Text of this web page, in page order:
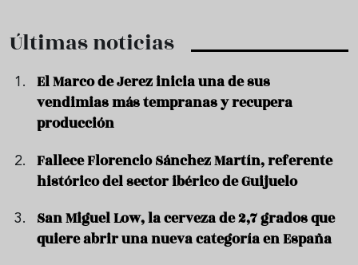
Últimas noticias
El Marco de Jerez inicia una de sus
vendimias más tempranas y recupera
producción
Fallece Florencio Sánchez Martín, referente
histórico del sector ibérico de Guijuelo
San Miguel Low, la cerveza de 2,7 grados que
quiere abrir una nueva categoría en España